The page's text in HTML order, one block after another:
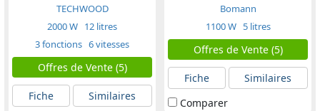
TECHWOOD
2000 W 12 litres
3 fonctions 6 vitesses
Offres de Vente (5)
Fiche
Similaires
Bomann
1100 W 5 litres
Offres de Vente (5)
Fiche
Similaires
Comparer